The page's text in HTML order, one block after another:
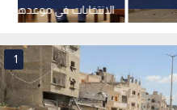
تشرين الثاني 2026
1